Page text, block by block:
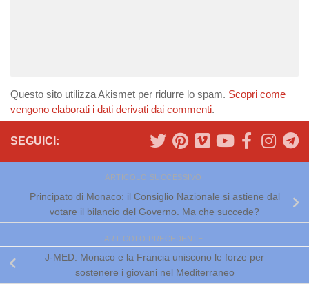
Questo sito utilizza Akismet per ridurre lo spam. Scopri come
vengono elaborati i dati derivati dai commenti.
SEGUICI:
ARTICOLO SUCCESSIVO
Principato di Monaco: il Consiglio Nazionale si astiene dal
votare il bilancio del Governo. Ma che succede?
ARTICOLO PRECEDENTE
J-MED: Monaco e la Francia uniscono le forze per
sostenere i giovani nel Mediterraneo